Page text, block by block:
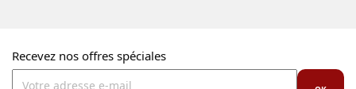
Recevez nos offres spéciales